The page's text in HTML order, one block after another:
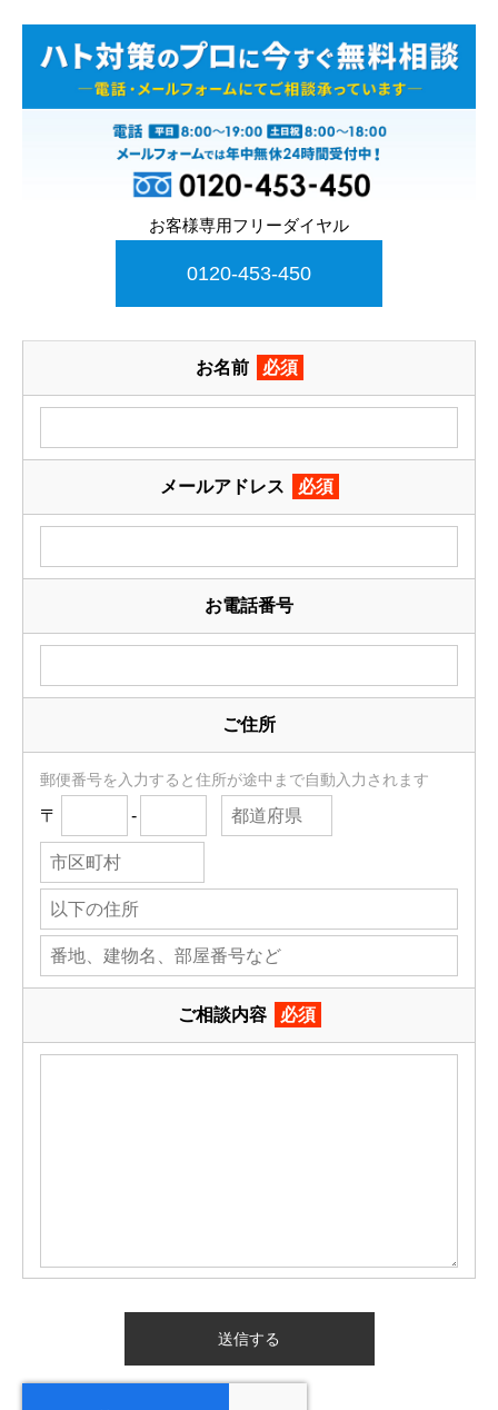
お客様専用フリーダイヤル
0120-453-450
お名前 必須
メールアドレス 必須
お電話番号
ご住所
郵便番号を入力すると住所が途中まで自動入力されます
〒 -
ご相談内容 必須